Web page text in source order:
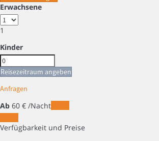
Erwachsene
1
Kinder
Reisezeitraum angeben
Anfragen
Ab 60 € /Nacht
Verfügbarkeit und Preise